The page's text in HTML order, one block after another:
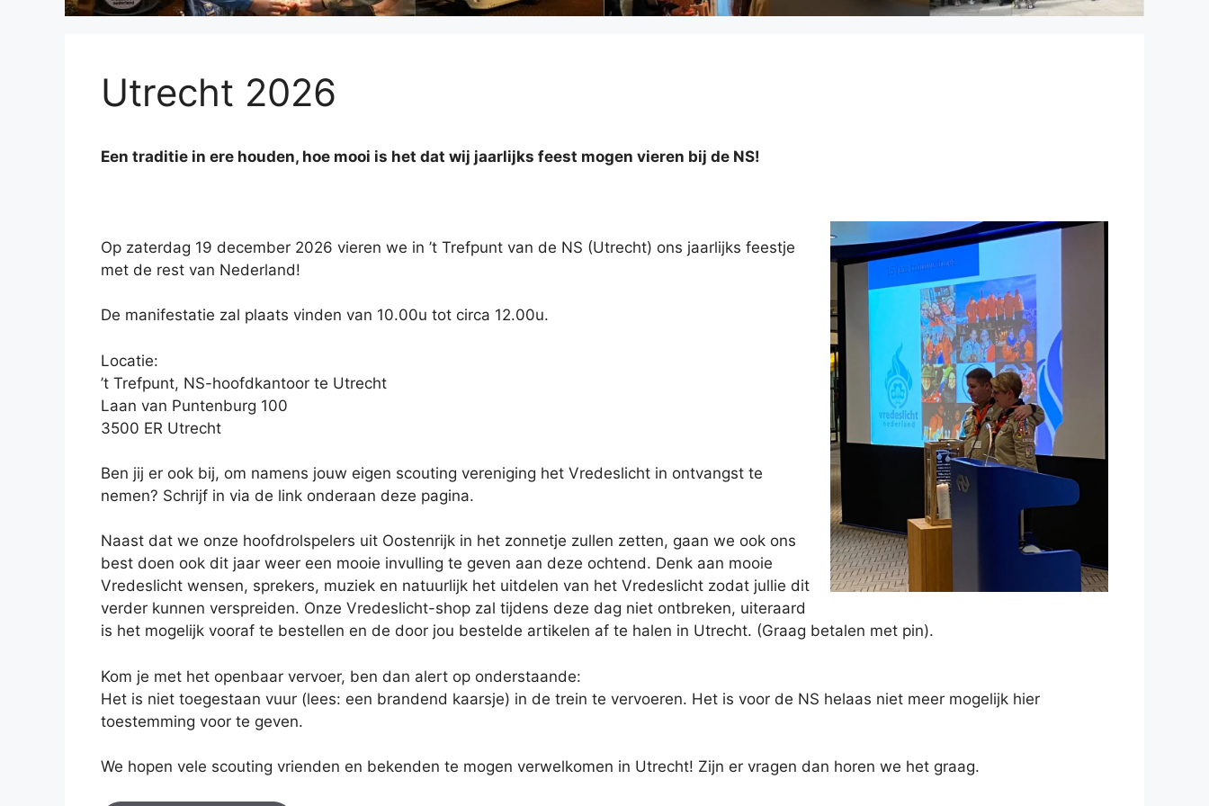
Utrecht 2026
Een traditie in ere houden, hoe mooi is het dat wij jaarlijks feest mogen vieren bij de NS!
Op zaterdag 19 december 2026 vieren we in ’t Trefpunt van de NS (Utrecht) ons jaarlijks feestje
met de rest van Nederland!
De manifestatie zal plaats vinden van 10.00u tot circa 12.00u.
Locatie:
’t Trefpunt, NS-hoofdkantoor te Utrecht
Laan van Puntenburg 100
3500 ER Utrecht
Ben jij er ook bij, om namens jouw eigen scouting vereniging het Vredeslicht in ontvangst te
nemen? Schrijf in via de link onderaan deze pagina.
Naast dat we onze hoofdrolspelers uit Oostenrijk in het zonnetje zullen zetten, gaan we ook ons
best doen ook dit jaar weer een mooie invulling te geven aan deze ochtend. Denk aan mooie
Vredeslicht wensen, sprekers, muziek en natuurlijk het uitdelen van het Vredeslicht zodat jullie dit
verder kunnen verspreiden. Onze Vredeslicht-shop zal tijdens deze dag niet ontbreken, uiteraard
is het mogelijk vooraf te bestellen en de door jou bestelde artikelen af te halen in Utrecht. (Graag betalen met pin).
Kom je met het openbaar vervoer, ben dan alert op onderstaande:
Het is niet toegestaan vuur (lees: een brandend kaarsje) in de trein te vervoeren. Het is voor de NS helaas niet meer mogelijk hier
toestemming voor te geven.
We hopen vele scouting vrienden en bekenden te mogen verwelkomen in Utrecht! Zijn er vragen dan horen we het graag.